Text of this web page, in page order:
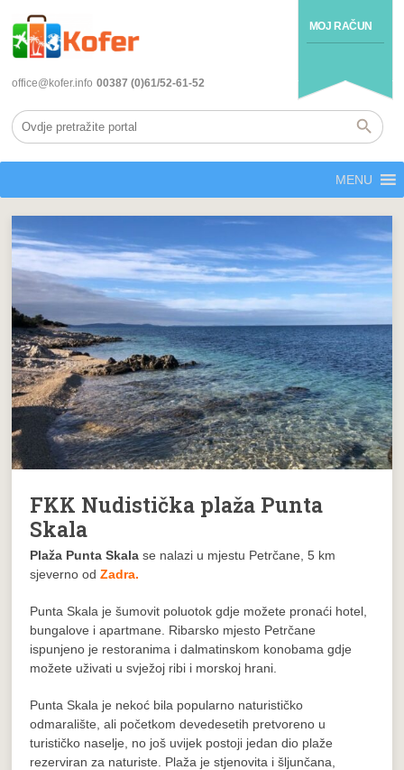
MOJ RAČUN
office@kofer.info 00387 (0)61/52-61-52
MENU
FKK Nudistička plaža Punta
Skala
Plaža Punta Skala se nalazi u mjestu Petrčane, 5 km
sjeverno odZadra.
Punta Skala je šumovit poluotok gdje možete pronaći hotel,
bungalove i apartmane. Ribarsko mjesto Petrčane
ispunjeno je restoranima i dalmatinskom konobama gdje
možete uživati u svježoj ribi i morskoj hrani.
Punta Skala je nekoć bila popularno naturističko
odmaralište, ali početkom devedesetih pretvoreno u
turističko naselje, no još uvijek postoji jedan dio plaže
rezerviran za naturiste. Plaža je stjenovita i šljunčana,